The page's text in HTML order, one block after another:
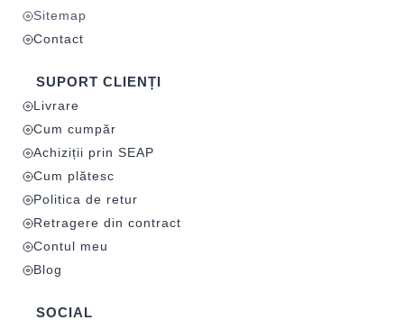
Sitemap
Contact
SUPORT CLIENȚI
Livrare
Cum cumpăr
Achiziții prin SEAP
Cum plătesc
Politica de retur
Retragere din contract
Contul meu
Blog
SOCIAL